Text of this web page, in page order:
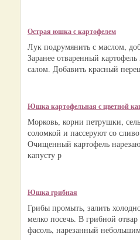
Острая юшка с картофелем
Лук подрумянить с маслом,
Заранее отваренный
салом. Добавить красный
Юшка картофельная с цветной
Морковь, корни петрушки,
соломкой и пассеруют со
Очищенный картофель
капусту р
Юшка грибная
Грибы промыть, залить
мелко посечь. В грибной
фасоль, нарезанный